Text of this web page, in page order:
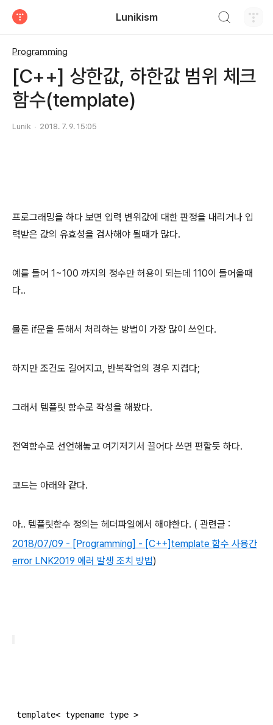
Lunikism
Programming
[C++] 상한값, 하한값 범위 체크
함수(template)
Lunik 2018. 7. 9. 15:05
프로그래밍을 하다 보면 입력 변위값에 대한 판정을 내리거나 입
력받은 값의 유효성을 검사해야 될때가 많다.
예를 들어 1~100 까지의 정수만 허용이 되는데 110이 들어올때
다..
물론 if문을 통해서 처리하는 방법이 가장 많이 쓰인다.
하지만 조건도 길어지고, 반복작업의 경우 지겹다;
그래서 템플릿 함수로 작성을 해봤다.
전역함수로 선언해놓고 여기저기서 끌어다 쓰면 편할듯 하다.
코드는 아래와 같다.
아.. 템플릿함수 정의는 헤더파일에서 해야한다. ( 관련글 :
2018/07/09 - [Programming] - [C++]template 함수 사용간
error LNK2019 에러 발생 조치 방법)
template< typename type >